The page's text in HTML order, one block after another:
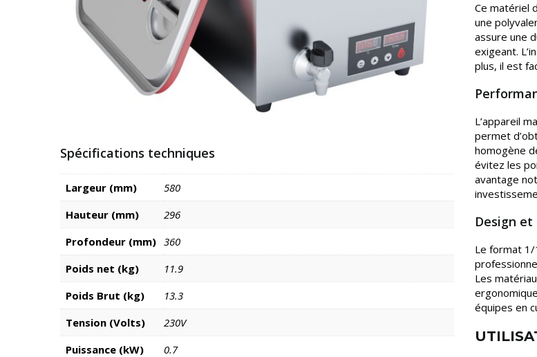
Spécifications techniques
Largeur (mm)
580
Hauteur (mm)
296
Profondeur (mm) 360
Poids net (kg)
11.9
Poids Brut (kg)
13.3
Tension (Volts)
230V
Puissance (kW)
0.7
Ce matériel
une
assure une
exigeant.
plus, il est
L’appareil
permet
homogène
évitez les
avantage
Design
Le format 1/
Les
équipes en